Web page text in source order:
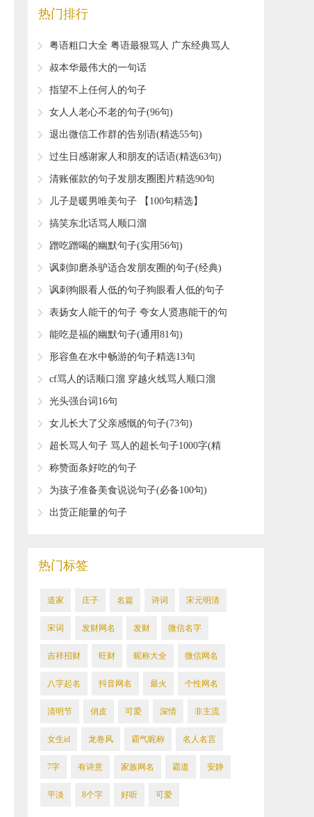
热门排行
​粤语粗口大全 粤语最狠骂人 广东经典骂人
的话
​叔本华最伟大的一句话
​指望不上任何人的句子
​女人人老心不老的句子(96句)
​退出微信工作群的告别语(精选55句)
​过生日感谢家人和朋友的话语(精选63句)
​清账催款的句子发朋友圈图片精选90句
​儿子是暖男唯美句子 【100句精选】
​搞笑东北话骂人顺口溜
​蹭吃蹭喝的幽默句子(实用56句)
​讽刺卸磨杀驴适合发朋友圈的句子(经典)
​讽刺狗眼看人低的句子狗眼看人低的句子
(精选28句)
​表扬女人能干的句子 夸女人贤惠能干的句
子(77句)
​能吃是福的幽默句子(通用81句)
​形容鱼在水中畅游的句子精选13句
​cf骂人的话顺口溜 穿越火线骂人顺口溜
​光头强台词16句
​女儿长大了父亲感慨的句子(73句)
​超长骂人句子 骂人的超长句子1000字(精
选83句)
​称赞面条好吃的句子
​为孩子准备美食说说句子(必备100句)
​出货正能量的句子
热门标签
道家 庄子 名篇 诗词 宋元明清
宋词 发财网名 发财 微信名字
吉祥招财 旺财 昵称大全 ​微信网名
八字起名 抖音网名 ​最火 ​个性网名
清明节 俏皮 可爱 ​深情 ​非主流
女生id 龙卷风 霸气昵称 名人名言
​7字 ​有诗意 家族网名 ​霸道 安静
平淡 8个字 ​好听 ​可爱